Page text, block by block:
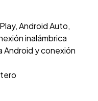
Android Auto,
inalámbrica
Android y conexión